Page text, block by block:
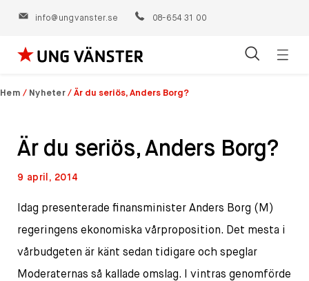
info@ungvanster.se 08-654 31 00
Hoppa
till
Hem / Nyheter /Är du seriös, Anders Borg?
Är du seriös, Anders Borg?
9 april, 2014
Idag presenterade finansminister Anders Borg (M)
regeringens ekonomiska vårproposition. Det mesta i
vårbudgeten är känt sedan tidigare och speglar
Moderaternas så kallade omslag. I vintras genomförde